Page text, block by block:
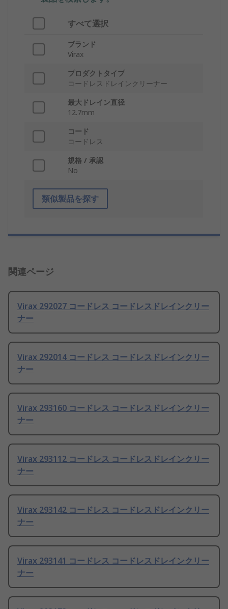
すべて選択
ブランド
Virax
プロダクトタイプ
コードレスドレインクリーナー
最大ドレイン直径
12.7mm
コード
コー​​ドレス
規格 / 承認
No
類似製品を探す
関連ページ
Virax 292027 コードレス コードレスドレインクリー
ナー
Virax 292014 コードレス コードレスドレインクリー
ナー
Virax 293160 コードレス コードレスドレインクリー
ナー
Virax 293112 コードレス コードレスドレインクリー
ナー
Virax 293142 コードレス コードレスドレインクリー
ナー
Virax 293141 コードレス コードレスドレインクリー
ナー